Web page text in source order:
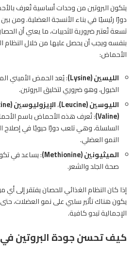
يتكون البروتين من وحدات أساسية تُعرف
تسعة تُعتبر ضرورية للثدييات، ما يعني أن
بنفسه ويجب أن يحصل عليها من خلال
الأحماض:
الليسين (Lysine)
: يُعد الحمض الأميني
الخيول، وهو ضروري لتخليق البروتين.
الليوسين (Leucine)
،الإيزوليوسين (Isoleucine)
(Valine)
: تُعرف هذه الأحماض باسم
السلسلة، وهي تلعب دورًا حيويًا في إصلاح
النمو العضلي.
الميثيونين (Methionine)
: يساعد في
صحة الجلد والشعر.
إذا كان النظام الغذائي للحصان يفتقر إلى
يكون هناك تأثير سلبي على نمو العضلات،
الإجمالية تبدو كافية.
كيفتحسنجودة البروتين